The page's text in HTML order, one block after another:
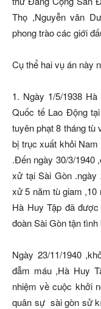
Thọ ,Nguyễn văn
phong trào các giới
Cụ thể hai vụ án này
1. Ngày 1/5/1938
Quốc tế Lao Động
tuyên phạt 8 tháng tù
bị trục xuất khỏi
.Đến ngày 30/3/1940
xử tại Sài Gòn .ngày
xử 5 năm tù giam ,10
Hà Huy Tập đã
đoàn Sài Gòn tận
Ngày 23/11/1940
đẫm máu ,Hà Huy
nhiệm về cuộc khởi
quân sự sài gòn sử